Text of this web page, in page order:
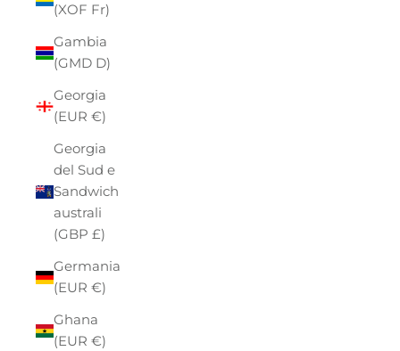
(XOF Fr)
Gambia
(GMD D)
Georgia
(EUR €)
Georgia
del Sud e
Sandwich
australi
(GBP £)
Germania
(EUR €)
Ghana
(EUR €)